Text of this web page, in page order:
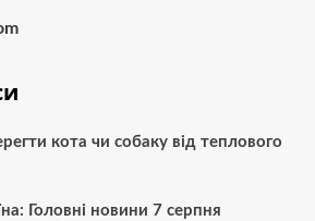
кота чи собаку від теплового
Головні новини 7 серпня